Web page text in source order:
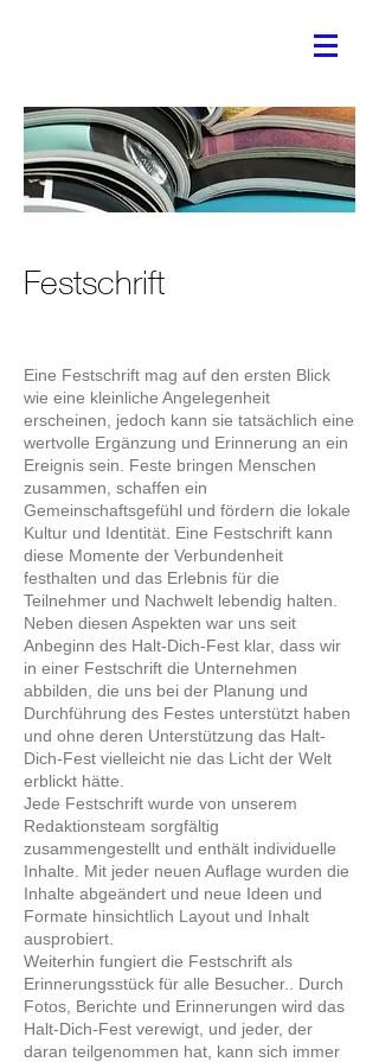
Festschrift
Eine Festschrift mag auf den ersten Blick
wie eine kleinliche Angelegenheit
erscheinen, jedoch kann sie tatsächlich eine
wertvolle Ergänzung und Erinnerung an ein
Ereignis sein. Feste bringen Menschen
zusammen, schaffen ein
Gemeinschaftsgefühl und fördern die lokale
Kultur und Identität. Eine Festschrift kann
diese Momente der Verbundenheit
festhalten und das Erlebnis für die
Teilnehmer und Nachwelt lebendig halten.
Neben diesen Aspekten war uns seit
Anbeginn des Halt-Dich-Fest klar, dass wir
in einer Festschrift die Unternehmen
abbilden, die uns bei der Planung und
Durchführung des Festes unterstützt haben
und ohne deren Unterstützung das Halt-
Dich-Fest vielleicht nie das Licht der Welt
erblickt hätte.
Jede Festschrift wurde von unserem
Redaktionsteam sorgfältig
zusammengestellt und enthält individuelle
Inhalte. Mit jeder neuen Auflage wurden die
Inhalte abgeändert und neue Ideen und
Formate hinsichtlich Layout und Inhalt
ausprobiert.
Weiterhin fungiert die Festschrift als
Erinnerungsstück für alle Besucher.. Durch
Fotos, Berichte und Erinnerungen wird das
Halt-Dich-Fest verewigt, und jeder, der
daran teilgenommen hat, kann sich immer